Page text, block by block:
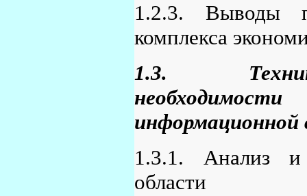
1.2.3. Выводы
комплекса
1.3.
1.3.1. Анализ и
области